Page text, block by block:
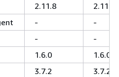
2.11.8
2.11.8
-
-
-
-
1.6.0
1.6.0
3.7.2
3.7.2